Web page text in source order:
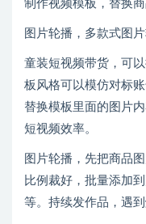
制作视频模板，替换商
图片轮播，多款式图
童装短视频带货，可
板风格可以模仿对标
替换模板里面的图片
短视频效率。
图片轮播，先把商品
比例裁好，批量添加
等。持续发作品，遇